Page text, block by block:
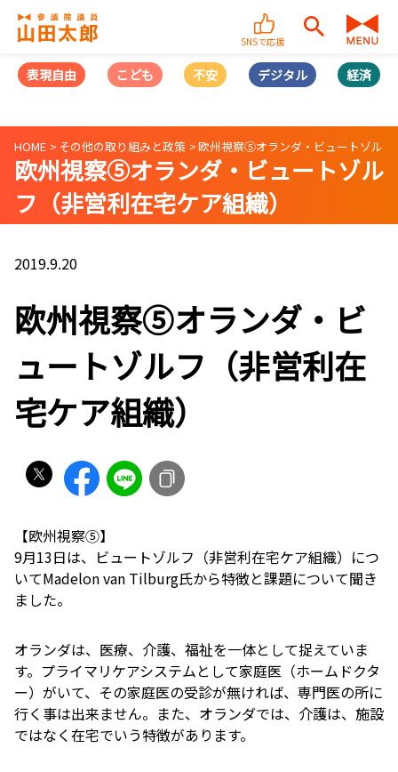
SNSで応援
表現自由 こども 不安 デジタル 経済
HOME その他の取り組みと政策 欧州視察⑤オランダ・ビュートゾル
欧州視察⑤オランダ・ビュートゾル
フ（非営利在宅ケア組織）
2019.9.20
欧州視察⑤オランダ・ビ
ュートゾルフ（非営利在
宅ケア組織）
【欧州視察⑤】
9月13日は、ビュートゾルフ（非営利在宅ケア組織）につ
いてMadelon van Tilburg氏から特徴と課題について聞き
ました。
オランダは、医療、介護、福祉を一体として捉えていま
す。プライマリケアシステムとして家庭医（ホームドクタ
ー）がいて、その家庭医の受診が無ければ、専門医の所に
行く事は出来ません。また、オランダでは、介護は、施設
ではなく在宅でいう特徴があります。